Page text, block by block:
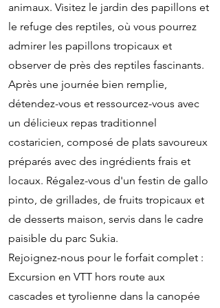
animaux. Visitez le jardin des papillons et
le refuge des reptiles, où vous pourrez
admirer les papillons tropicaux et
observer de près des reptiles fascinants.
Après une journée bien remplie,
détendez-vous et ressourcez-vous avec
un délicieux repas traditionnel
costaricien, composé de plats savoureux
préparés avec des ingrédients frais et
locaux. Régalez-vous d'un festin de gallo
pinto, de grillades, de fruits tropicaux et
de desserts maison, servis dans le cadre
paisible du parc Sukia.
Rejoignez-nous pour le forfait complet :
Excursion en VTT hors route aux
cascades et tyrolienne dans la canopée